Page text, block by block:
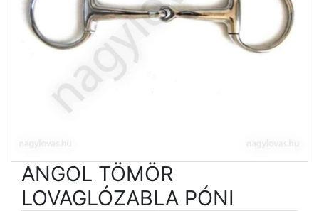
ANGOL TÖMÖR
LOVAGLÓZABLA PÓNI